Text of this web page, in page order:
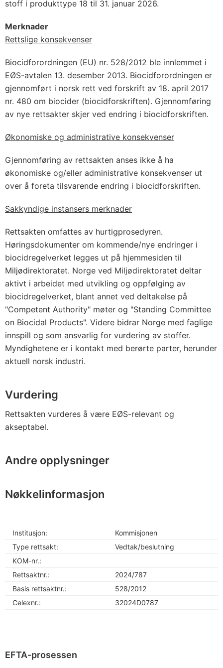
stoff i produkttype 18 til 31. januar 2026.
Merknader
Rettslige konsekvenser
Biocidforordningen (EU) nr. 528/2012 ble innlemmet i
EØS-avtalen 13. desember 2013. Biocidforordningen er
gjennomført i norsk rett ved forskrift av 18. april 2017
nr. 480 om biocider (biocidforskriften). Gjennomføring
av nye rettsakter skjer ved endring i biocidforskriften.
Økonomiske og administrative konsekvenser
Gjennomføring av rettsakten anses ikke å ha
økonomiske og/eller administrative konsekvenser ut
over å foreta tilsvarende endring i biocidforskriften.
Sakkyndige instansers merknader
Rettsakten omfattes av hurtigprosedyren.
Høringsdokumenter om kommende/nye endringer i
biocidregelverket legges ut på hjemmesiden til
Miljødirektoratet. Norge ved Miljødirektoratet deltar
aktivt i arbeidet med utvikling og oppfølging av
biocidregelverket, blant annet ved deltakelse på
"Competent Authority" møter og "Standing Committee
on Biocidal Products". Videre bidrar Norge med faglige
innspill og som ansvarlig for vurdering av stoffer.
Myndighetene er i kontakt med berørte parter, herunder
aktuell norsk industri.
Vurdering
Rettsakten vurderes å være EØS-relevant og
akseptabel.
Andre opplysninger
Nøkkelinformasjon
Institusjon:
Kommisjonen
Type rettsakt:
Vedtak/beslutning
KOM-nr.:
Rettsaktnr.:
2024/787
Basis rettsaktnr.:
528/2012
Celexnr.:
32024D0787
EFTA-prosessen